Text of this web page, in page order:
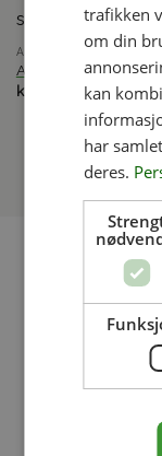
ARTEMIS
Artemis 2300 bord
kr
53,000.00 inkl. mva
trafikken
om din
kan
har
deres.